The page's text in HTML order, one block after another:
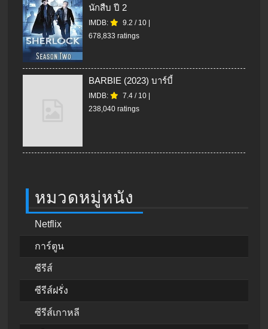
นักสืบ ปี 2
IMDB: 9.2 / 10
678,833 ratings
BARBIE (2023) บาร์บี้
IMDB: 7.4 / 10
238,040 ratings
หมวดหมู่หนัง
Netflix
การ์ตูน
ซีรีส์
ซีรีส์ฝรั่ง
ซีรีส์เกาหลี